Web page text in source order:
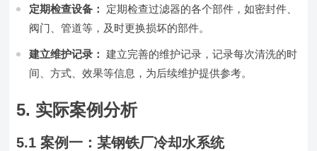
定期检查设备：
定期检查过滤器的各个部件，如密封件、
阀门、管道等，及时更换损坏的部件。
建立维护记录： 建立完善的维护记录，记录每次清洗的时
间、方式、效果等信息，为后续维护提供参考。
5. 实际案例分析
5.1 案例一：某钢铁厂冷却水系统